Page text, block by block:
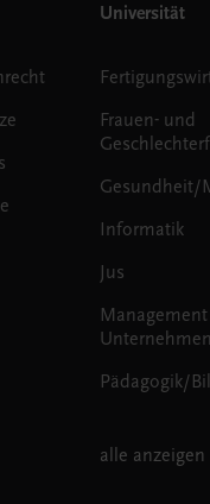
Universität
Frauen- und
Gesundheit/
Informatik
Jus
Management
Pädagogik/
alle anzeigen